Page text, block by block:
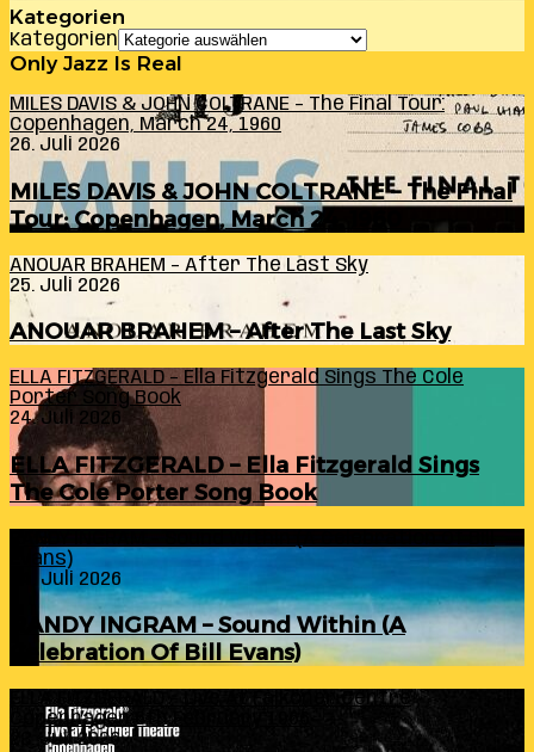
Kategorien
Kategorien
Only Jazz Is Real
MILES DAVIS & JOHN COLTRANE – The Final Tour:
Copenhagen, March 24, 1960
26. Juli 2026
MILES DAVIS & JOHN COLTRANE – The Final
Tour: Copenhagen, March 24, 1960
ANOUAR BRAHEM – After The Last Sky
25. Juli 2026
ANOUAR BRAHEM – After The Last Sky
ELLA FITZGERALD – Ella Fitzgerald Sings The Cole
Porter Song Book
24. Juli 2026
ELLA FITZGERALD – Ella Fitzgerald Sings
The Cole Porter Song Book
Evans)
24. Juli 2026
RANDY INGRAM – Sound Within (A
Celebration Of Bill Evans)
ELLA FITZGERALD – Live At Falkoner Centre
Copenhagen 6th February 1966
23. Juli 2026